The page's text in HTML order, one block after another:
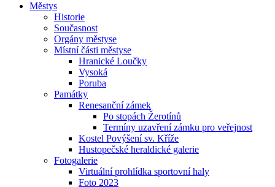
Městys
Historie
Současnost
Orgány městyse
Místní části městyse
Hranické Loučky
Vysoká
Poruba
Památky
Renesanční zámek
Po stopách Žerotínů
Termíny uzavření zámku pro veřejnost
Kostel Povýšení sv. Kříže
Hustopečské heraldické galerie
Fotogalerie
Virtuální prohlídka sportovní haly
Foto 2023